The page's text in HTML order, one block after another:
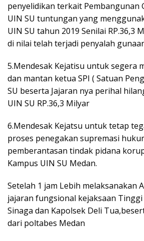
penyelidikan terkait Pembangunan
UIN SU tuntungan yang
UIN SU tahun 2019 Senilai RP.36,3
di nilai telah terjadi penyalah
5.Mendesak Kejatisu untuk segera
dan mantan ketua SPI ( Satuan
SU beserta Jajaran nya perihal
UIN SU RP.36,3 Milyar
6.Mendesak Kejatsu untuk tetap
proses penegakan supremasi
pemberantasan tindak pidana
Kampus UIN SU Medan.
Setelah 1 jam Lebih melaksanakan
jajaran fungsional kejaksaan Tinggi
Sinaga dan Kapolsek Deli
dari poltabes Medan